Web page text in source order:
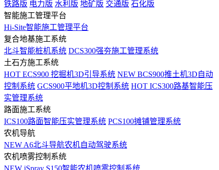
铁路版 电力版 水利版 地矿版 交通版 石化版
智能施工管理平台
Hi-Site智能施工管理平台
复合地基施工系统
北斗智能桩机系统 DCS300强夯施工管理系统
土石方施工系统
HOT ECS900 挖掘机3D引导系统 NEW BCS900推土机3D自动
控制系统 GCS900平地机3D控制系统 HOT ICS300路基智能压
实管理系统
路面施工系统
ICS100路面智能压实管理系统 PCS100摊铺管理系统
农机导航
NEW A6北斗导航农机自动驾驶系统
农机喷雾控制系统
NEW iSpray S150智能农机喷雾控制系统